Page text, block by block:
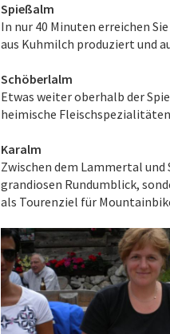
Spießalm
In nur 40 Minuten erreichen
aus Kuhmilch produziert und
Schöberlalm
Etwas weiter oberhalb der
heimische
Karalm
Zwischen dem Lammertal
grandiosen Rundumblick,
als Tourenziel für